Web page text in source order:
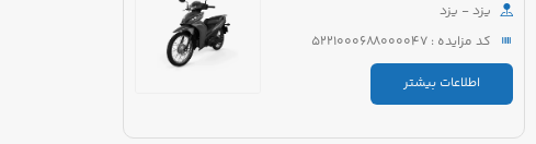
یزد - یزد
کد مزایده : 5221000688000047
اطلاعات بیشتر